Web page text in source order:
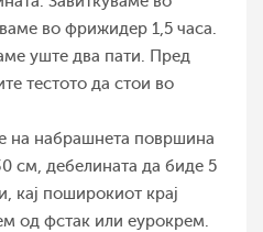
во фрижидер 1,5 часа.
уште два пати. Пред
тестото да стои во
на набрашнета површина
см, дебелината да биде 5
кај поширокиот крај
од фстак или еурокрем.